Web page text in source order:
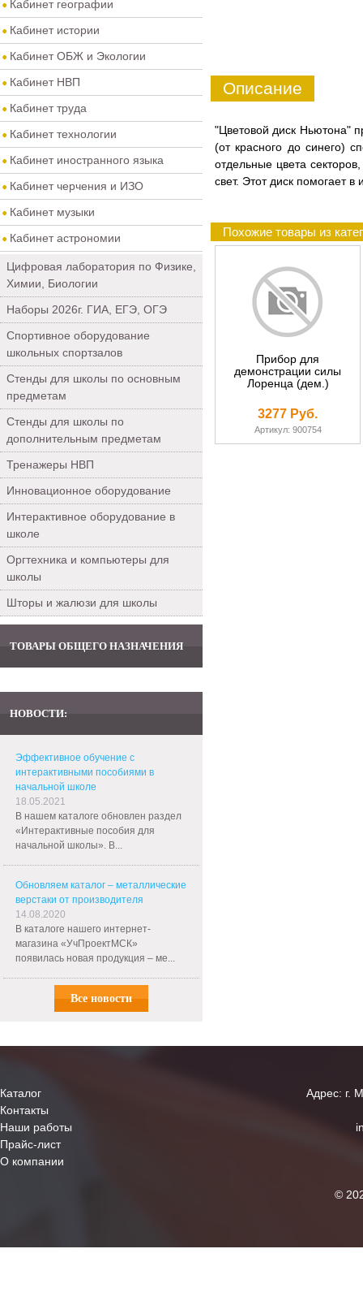
Кабинет географии
Кабинет истории
Кабинет ОБЖ и Экологии
Кабинет НВП
Кабинет труда
Кабинет технологии
Кабинет иностранного языка
Кабинет черчения и ИЗО
Кабинет музыки
Кабинет астрономии
Цифровая лаборатория по Физике,
Химии, Биологии
Наборы 2026г. ГИА, ЕГЭ, ОГЭ
Спортивное оборудование
школьных спортзалов
Стенды для школы по основным
предметам
Стенды для школы по
дополнительным предметам
Тренажеры НВП
Инновационное оборудование
Интерактивное оборудование в
школе
Оргтехника и компьютеры для
школы
Шторы и жалюзи для школы
ТОВАРЫ ОБЩЕГО НАЗНАЧЕНИЯ
НОВОСТИ:
Эффективное обучение с
интерактивными пособиями в
начальной школе
18.05.2021
В нашем каталоге обновлен раздел
«Интерактивные пособия для
начальной школы». В...
Обновляем каталог – металлические
верстаки от производителя
14.08.2020
В каталоге нашего интернет-
магазина «УчПроектМСК»
появилась новая продукция – ме...
Все новости
Описание
"Цветовой диск Ньютона"
(от красного до синего)
отдельные цвета
свет. Этот диск помогает
Похожие товары из
Прибор для
демонстрации силы
Лоренца (дем.)
3277 Руб.
Артикул: 900754
Каталог
Контакты
Наши работы
Прайс-лист
О компании
Адрес: г.
©